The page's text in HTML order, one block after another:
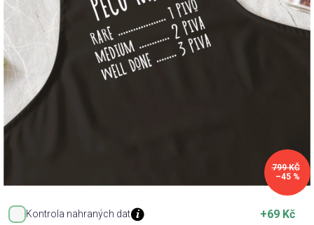
Domácnost
Kolekce
Oblečení
Kontrola nahraných dat +69 Kč
799 KČ
–45 %